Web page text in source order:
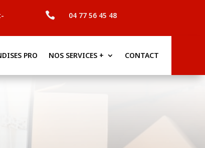
 04 77 56 45 48
PRO NOS SERVICES + CONTACT